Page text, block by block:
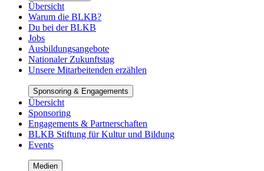
Übersicht
Warum die BLKB?
Du bei der BLKB
Jobs
Ausbildungsangebote
Nationaler Zukunftstag
Unsere Mitarbeitenden erzählen
Sponsoring & Engagements
Übersicht
Sponsoring
Engagements & Partnerschaften
BLKB Stiftung für Kultur und Bildung
Events
Medien